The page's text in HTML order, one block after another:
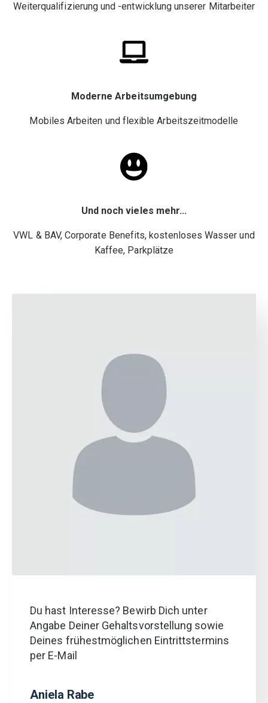
Weiterqualifizierung und -entwicklung unserer Mitarbeiter
Moderne Arbeitsumgebung
Mobiles Arbeiten und flexible Arbeitszeitmodelle
Und noch vieles mehr...
VWL & BAV, Corporate Benefits, kostenloses Wasser und
Kaffee, Parkplätze
Du hast Interesse? Bewirb Dich unter
Angabe Deiner Gehaltsvorstellung sowie
Deines frühestmöglichen Eintrittstermins
per E-Mail
Aniela Rabe